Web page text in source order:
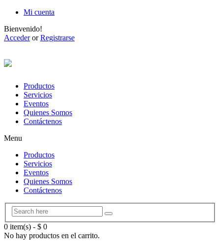
Mi cuenta
Bienvenido!
AccederorRegistrarse
Productos
Servicios
Eventos
Quienes Somos
Contáctenos
Menu
Productos
Servicios
Eventos
Quienes Somos
Contáctenos
0 item(s) - $ 0
No hay productos en el carrito.